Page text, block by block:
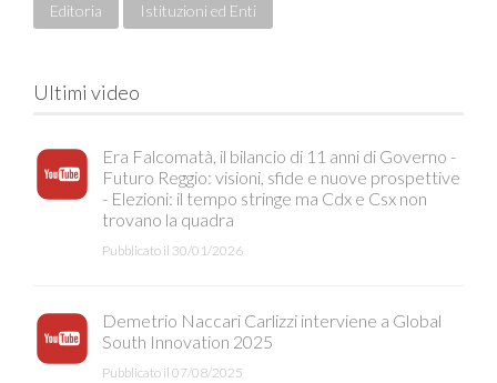
Editoria Istituzioni ed Enti
Ultimi video
Era Falcomatà, il bilancio di 11 anni di Governo -
Futuro Reggio: visioni, sfide e nuove prospettive
- Elezioni: il tempo stringe ma Cdx e Csx non
trovano la quadra
Pubblicato il 30/01/2026
Demetrio Naccari Carlizzi interviene a Global
South Innovation 2025
Pubblicato il 07/08/2025